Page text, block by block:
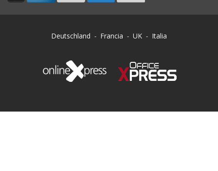
Deutschland - Francia - UK - Italia